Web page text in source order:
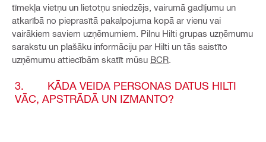
tīmekļa vietņu un lietotņu sniedzējs, vairumā gadījumu un
atkarībā no pieprasītā pakalpojuma kopā ar vienu vai
vairākiem saviem uzņēmumiem. Pilnu Hilti grupas uzņēmumu
sarakstu un plašāku informāciju par Hilti un tās saistīto
uzņēmumu attiecībām skatīt mūsu BCR
3. KĀDA VEIDA PERSONAS DATUS HILTI
VĀC, APSTRĀDĀ UN IZMANTO?